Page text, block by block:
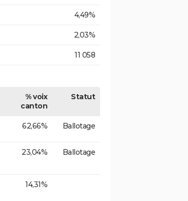
4,49%
2,03%
11 058
% voix
canton
Statut
62,66% Ballotage
23,04% Ballotage
14,31%